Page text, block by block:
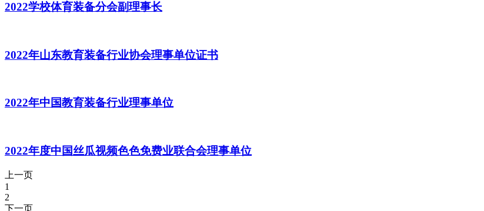
2022学校体育装备分会副理事长
2022年山东教育装备行业协会理事单位证书
2022年中国教育装备行业理事单位
2022年度中国丝瓜视频色色免费业联合会理事单位
上一页
1
2
下一页